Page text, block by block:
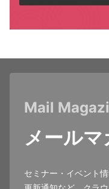
Mail
メールマ
セミナー・イベント